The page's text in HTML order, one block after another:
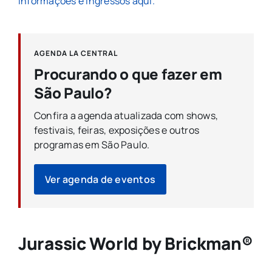
AGENDA LA CENTRAL
Procurando o que fazer em
São Paulo?
Confira a agenda atualizada com shows,
festivais, feiras, exposições e outros
programas em São Paulo.
Ver agenda de eventos
Jurassic World by Brickman®